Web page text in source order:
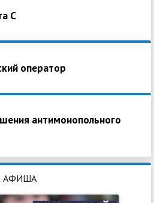
С
оператор
антимонопольного
АФИША